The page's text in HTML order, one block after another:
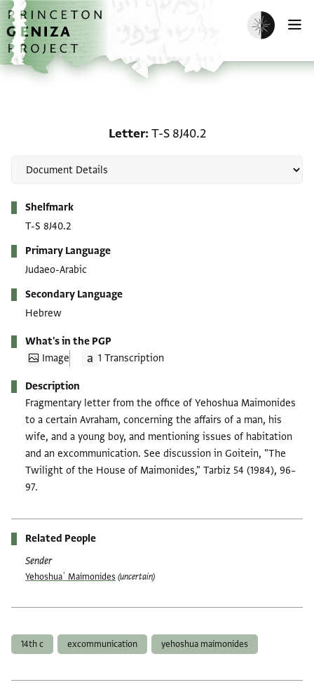
Skip to main content
home
Enable dark
Letter T-S 8J40.2
Shelfmark
T-S 8J40.2
Primary Language
Judaeo-Arabic
Secondary Language
Hebrew
What's in the PGP
Image
1 Transcription
Description
Fragmentary letter from the office of Yehoshua Maimonides
to a certain Avraham, concerning the affairs of a man, his
wife, and a young boy, and mentioning issues of habitation
and an excommunication. See discussion in Goitein, "The
Twilight of the House of Maimonides," Tarbiz 54 (1984), 96–
97.
Related People
Sender
Yehoshuaʿ Maimonides (uncertain)
14th c excommunication yehoshua maimonides